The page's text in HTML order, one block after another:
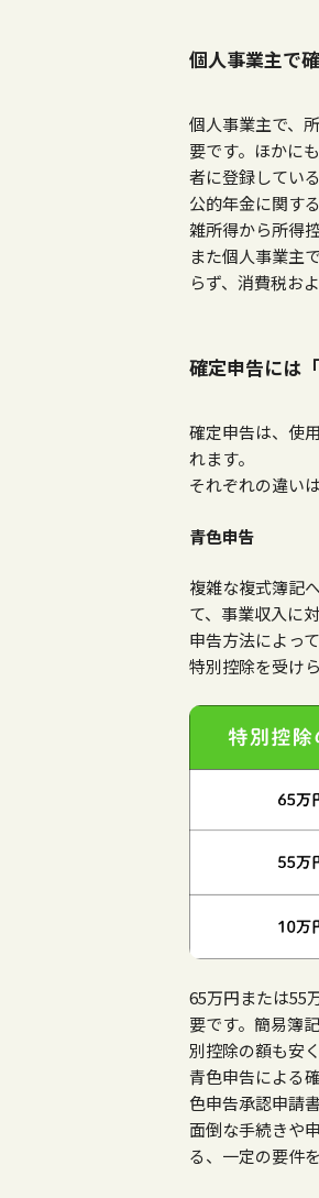
個人事業主で
個人事業主で、
要です。ほかに
者に登録してい
公的年金に関す
雑所得から所得
また個人事業主
らず、消費税お
確定申告には
確定申告は、使
れます。
それぞれの違い
青色申告
複雑な複式簿記
て、事業収入に
申告方法によっ
特別控除を受けら
65万円または55
要です。簡易簿
別控除の額も安
青色申告による
色申告承認申請
面倒な手続きや
る、一定の要件